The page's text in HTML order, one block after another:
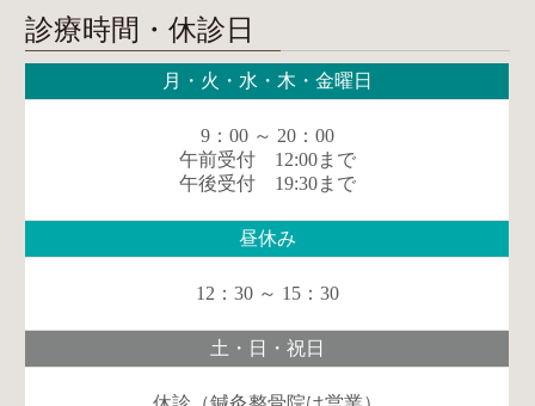
診療時間・休診日
月・火・水・木・金曜日
9：00 ～ 20：00
午前受付 12:00まで
午後受付 19:30まで
昼休み
12：30 ～ 15：30
土・日・祝日